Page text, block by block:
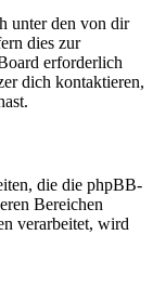
unter den von dir
dies zur
erforderlich
dich kontaktieren,
die die phpBB-
Bereichen
verarbeitet, wird